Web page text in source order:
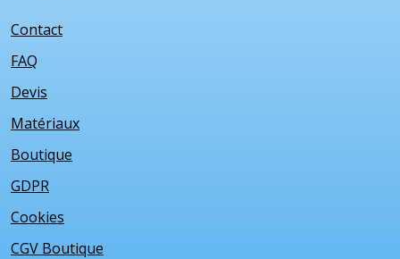
Contact
FAQ
Devis
Matériaux
Boutique
GDPR
Cookies
CGV Boutique